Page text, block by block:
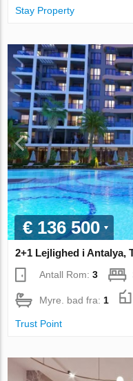
Stay Property
€ 136 500
2+1 Lejlighed i Antalya,
Antall Rom:3
Myre. bad fra: 1
Trust Point